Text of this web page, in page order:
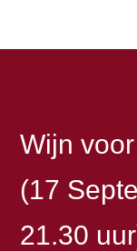
Wijn
(17
21.30